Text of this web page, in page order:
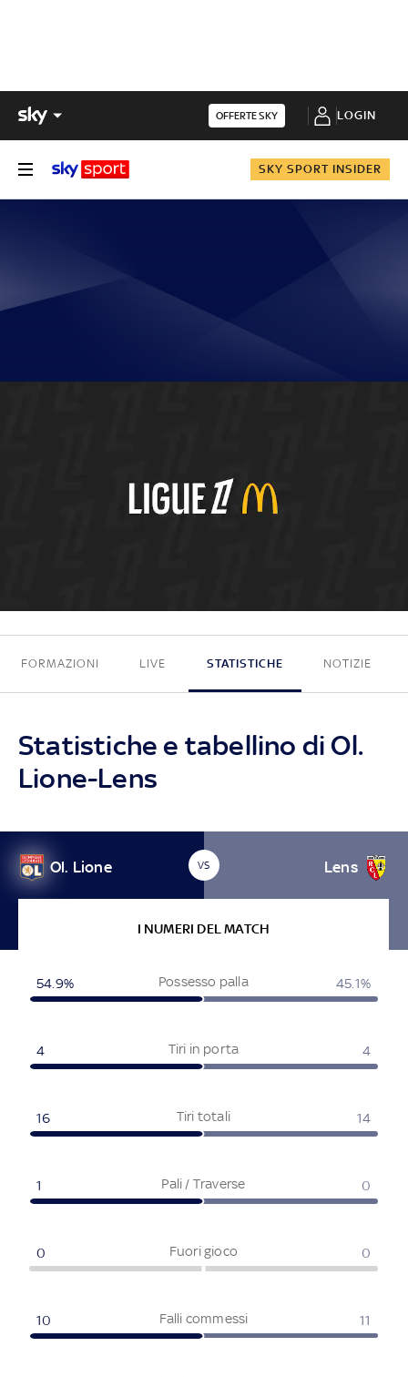
OFFERTE SKY LOGIN
SKY SPORT INSIDER
0 - 4
FORMAZIONI LIVE STATISTICHE NOTIZIE
Statistiche e tabellino di Ol.
Lione-Lens
Ol. Lione VS Lens
I NUMERI DEL MATCH
Possesso palla
54.9% 45.1%
Tiri in porta
4 4
Tiri totali
16 14
Pali / Traverse
1 0
Fuori gioco
0 0
Falli commessi
10 11